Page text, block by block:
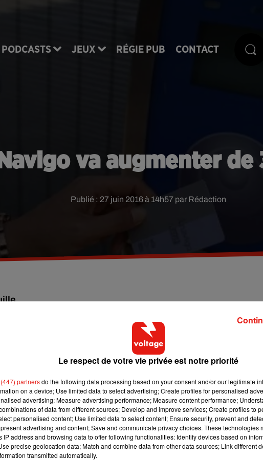
PODCASTS JEUX RÉGIE PUB CONTACT
Navigo va augmenter
Publié : 27 juin 2016 à 14h57 par Rédaction
euros par mois. Il coûtera donc 73 euros mensuels, au lieu des 70
actant des moyens supplémentaires, pour assurer un financement
Virgil
Le respect de votre vie privée est notre priorité
partnersdo the following data processing based on your consent and/or our legitimate
on a device; Use limited data to select advertising; Create profiles for personalised
advertising; Measure advertising performance; Measure content performance;
of data from different sources; Develop and improve services; Create profiles to
personalised content; Use limited data to select content; Ensure security, prevent and
advertising and content; Save and communicate privacy choices. These technologies
IP address and browsing data to offer following functionalities: Identify devices based on
precise geolocation data; Match and combine data from other data sources; Link different
transmitted automatically.